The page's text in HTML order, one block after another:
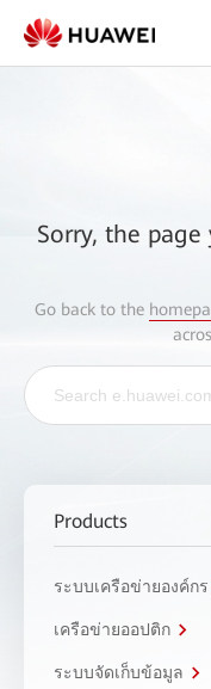
Sorry, the
Go back to the
Products
ระบบเครือข่ายองค์กร
เครือข่ายออปติก
ระบบจัดเก็บข้อมูล